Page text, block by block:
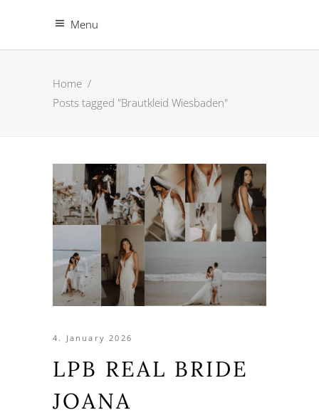
Menu
Home /
Posts tagged "Brautkleid Wiesbaden"
4. January 2026
LPB REAL BRIDE
JOANA